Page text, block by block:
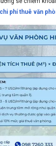
chi phí thuê văn